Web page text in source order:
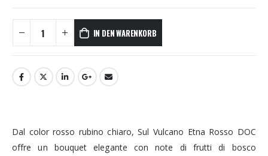
IN DEN WARENKORB
Dal color rosso rubino chiaro, Sul Vulcano Etna Rosso DOC
offre un bouquet elegante con note di frutti di bosco